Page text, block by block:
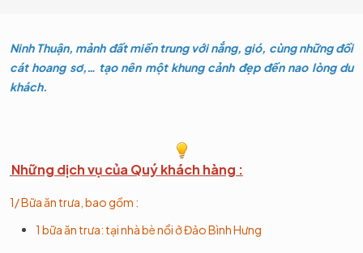
Ninh Thuận, mảnh đất miền trung với nắng, gió, cùng những đồi
cát hoang sơ,… tạo nên một khung cảnh đẹp đến nao lòng du
khách.
Những dịch vụ của Quý khách hàng :
1/ Bữa ăn trưa, bao gồm :
1 bữa ăn trưa: tại nhà bè nổi ở Đảo Bình Hưng